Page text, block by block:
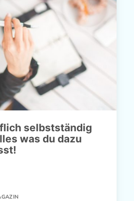
selbstständig
was du dazu